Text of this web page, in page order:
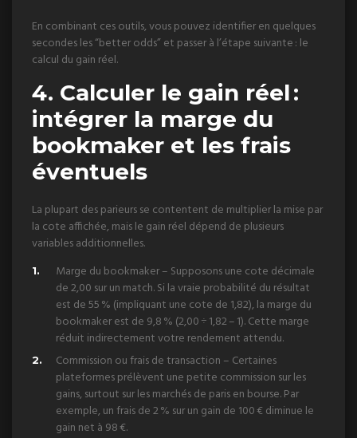
En combinant ces outils, vous pouvez identifier en quelques
secondes les “better odds” et passer à l’étape suivante : le
calcul du gain réel.
4. Calculer le gain réel :
intégrer la marge du
bookmaker et les frais
éventuels
La plupart des parieurs se contentent de multiplier la mise par
la cote affichée, mais le gain réel dépend de plusieurs
variables additionnelles.
Marge du bookmaker – Supposons une cote décimale
de 2,00 sur un match. Si la vraie probabilité du résultat
est de 55 % (impliquant une cote de 1,82), la marge du
bookmaker est de 9,8 % (2,00 ÷ 1,82 – 1). Cette marge
réduit indirectement votre rendement attendu.
Commission ou frais de transaction – Certaines
plateformes prélèvent une petite commission sur les
gains, surtout sur les marchés de paris en bourse. Par
exemple, un frais de 2 % sur un gain de 100 € diminue le
gain net à 98 €.